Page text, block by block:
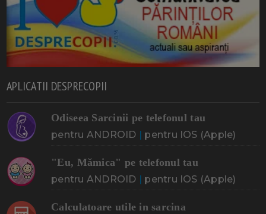
APLICATII DESPRECOPII
Odiseea Sarcinii pe telefonul tau
pentru ANDROID | pentru IOS (Apple)
"Eu, Mămica" pe telefonul tau
pentru ANDROID | pentru IOS (Apple)
Calculatoare utile in sarcina